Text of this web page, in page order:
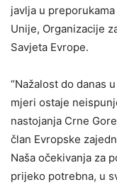
javlja u
Unije, Organizacije
Savjeta Evrope.
“Nažalost do danas
mjeri ostaje
nastojanja Crne
član Evropske
Naša očekivanja za
prijeko potrebna, u